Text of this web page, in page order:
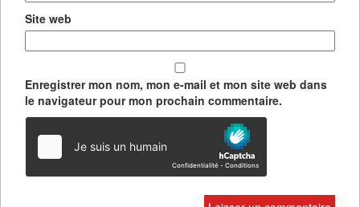
Site web
Enregistrer mon nom, mon e-mail et mon site web dans
le navigateur pour mon prochain commentaire.